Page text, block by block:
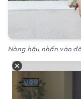
Nàng hậu nhấn vào